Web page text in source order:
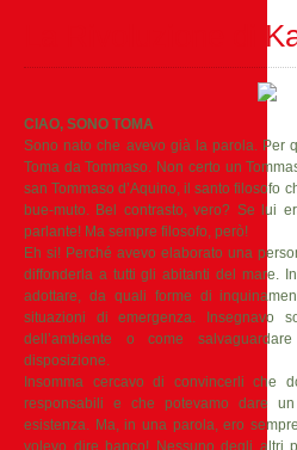
La Rivoluzione di
CIAO, SONO TOMA
Sono nato che avevo già la parola. Per
Toma da Tommaso. Non certo un
san Tommaso d’Aquino, il santo filosofo
bue-muto. Bel contrasto, vero? Se lui
parlante! Ma sempre filosofo, però!
Eh si! Perché avevo elaborato una
diffonderla a tutti gli abitanti del mare.
adottare, da quali forme di
situazioni di emergenza. Insegnavo
dell’ambiente o come
disposizione.
Insomma cercavo di convincerli che
responsabili e che potevamo dare
esistenza. Ma, in una parola, ero
volevo dire banco! Nessuno degli altri